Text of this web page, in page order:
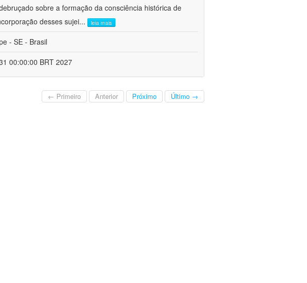
sobre a formação da consciência histórica de
desses sujei... leia mais
- SE - Brasil
00:00:00 BRT 2027
← Primeiro Anterior Próximo Último →